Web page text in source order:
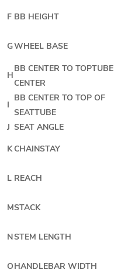
F BB HEIGHT
GWHEEL BASE
H
BB CENTER TO TOPTUBE
CENTER
I
BB CENTER TO TOP OF
SEATTUBE
J SEAT ANGLE
KCHAINSTAY
L REACH
MSTACK
NSTEM LENGTH
OHANDLEBAR WIDTH